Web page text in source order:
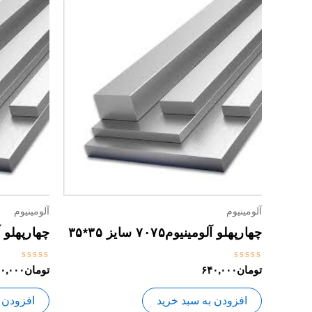
آلومینیوم
چهارپهلو آلومینیوم۷۰۷۵ سایز ۳۵*۳۵
نمره
0
از
5
تومان۶۴۰,۰۰۰
افزودن به سبد خرید
آلومینیوم
چهارپهلو
نمره
0
از
5
تومان